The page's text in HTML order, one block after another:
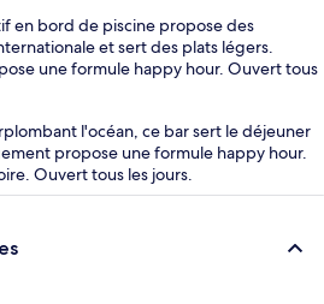
en bord de piscine propose des
et sert des plats légers.
une formule happy hour. Ouvert tous
l'océan, ce bar sert le déjeuner
propose une formule happy hour.
Ouvert tous les jours.